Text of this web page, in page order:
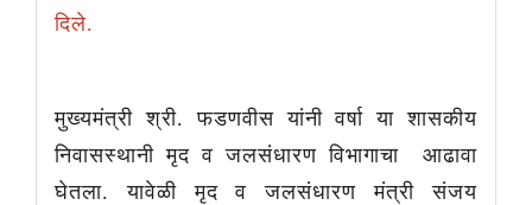
दिले.
मुख्यमंत्री श्री. फडणवीस यांनी वर्षा या शासकीय
निवासस्थानी मृद व जलसंधारण विभागाचा आढावा
घेतला. यावेळी मृद व जलसंधारण मंत्री संजय